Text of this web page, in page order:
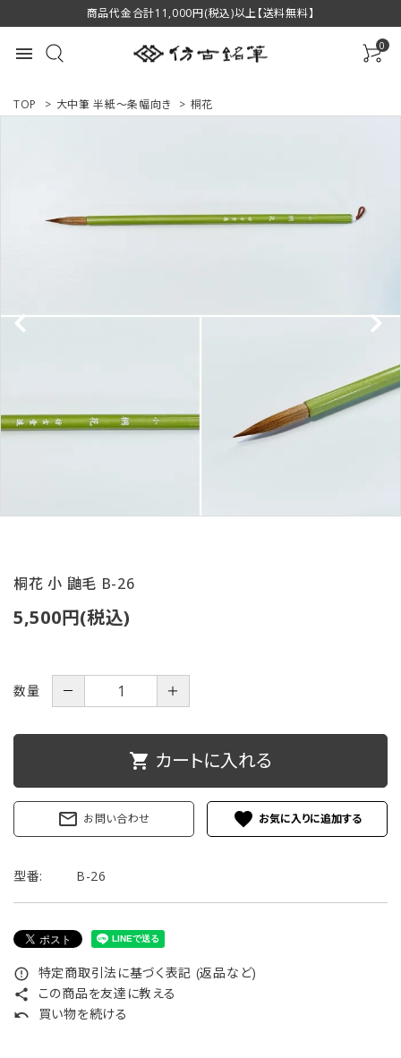
商品代金合計11,000円(税込)以上【送料無料】
menu 0
用途で選ぶ
ご利用ガイド
特定商取引法について
TOP > 大中筆 半紙～条幅向き > 桐花
桐花 小 鼬毛 B-26
5,500円(税込)
数量 － ＋
shopping_cart カートに入れる
mail_outline お問い合わせ favorite
型番: B-26
error_outline 特定商取引法に基づく表記 (返品など)
share この商品を友達に教える
undo 買い物を続ける